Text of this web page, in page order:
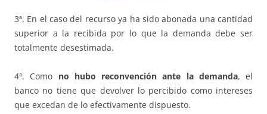
3ª. En el caso del recurso ya ha sido abonada una cantidad
superior a la recibida por lo que la demanda debe ser
totalmente desestimada.
4ª. Como no hubo reconvención ante la demanda, el
banco no tiene que devolver lo percibido como intereses
que excedan de lo efectivamente dispuesto.